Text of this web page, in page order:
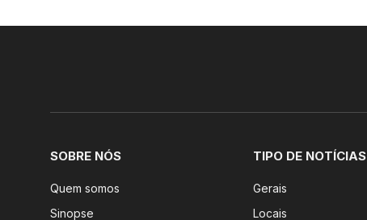
SOBRE NÓS
Quem somos
Sinopse
TIPO DE NOTÍCIAS
Gerais
Locais